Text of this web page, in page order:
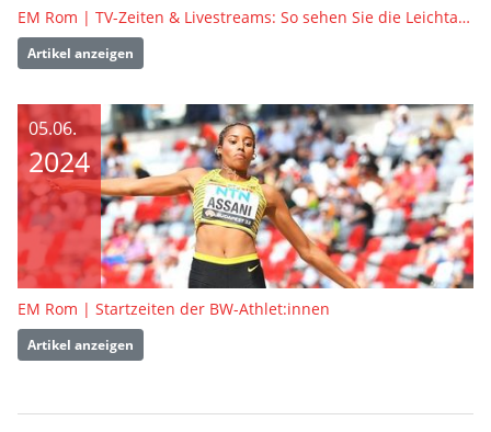
EM Rom | TV-Zeiten & Livestreams: So sehen Sie die Leichtathletik-EM in Rom live
Artikel anzeigen
05.06.
2024
EM Rom | Startzeiten der BW-Athlet:innen
Artikel anzeigen